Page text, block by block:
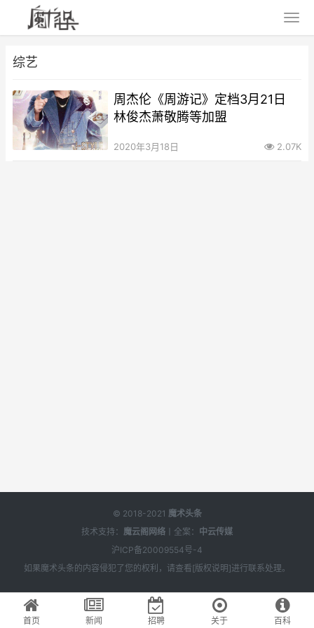
综艺
周杰伦《周游记》定档3月21日
林俊杰萧敬腾等加盟
2020年3月18日 2.07K
© 2018-2021 魔术头条
技术支持： 魔云阁网络 丨全案： 中云传媒
沪ICP备20009554号-4
如果 魔术头条的内容侵犯了您的权利，请查看[版权说明 ]进行联系处理。
首页 新闻 招聘 关于 百科